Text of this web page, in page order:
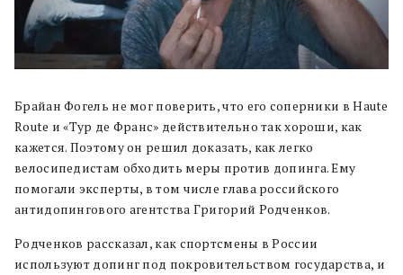
Брайан Фогель не мог поверить, что его соперники в Haute
Route и «Тур де Франс» действительно так хороши, как
кажется. Поэтому он решил доказать, как легко
велосипедистам обходить меры против допинга. Ему
помогали эксперты, в том числе глава российского
антидопингового агентства Григорий Родченков.
Родченков рассказал, как спортсмены в России
используют допинг под покровительством государства, и